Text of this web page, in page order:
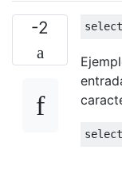
-2 select
select